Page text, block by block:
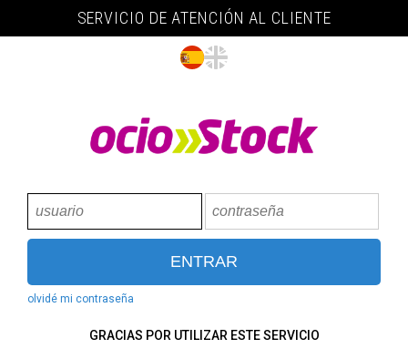
SERVICIO DE ATENCIÓN AL CLIENTE
olvidé mi contraseña
GRACIAS POR UTILIZAR ESTE SERVICIO